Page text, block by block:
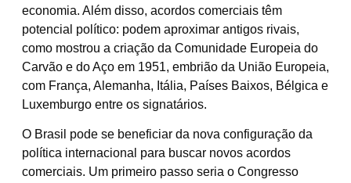
economia. Além disso, acordos comerciais têm
potencial político: podem aproximar antigos rivais,
como mostrou a criação da Comunidade Europeia do
Carvão e do Aço em 1951, embrião da União Europeia,
com França, Alemanha, Itália, Países Baixos, Bélgica e
Luxemburgo entre os signatários.
O Brasil pode se beneficiar da nova configuração da
política internacional para buscar novos acordos
comerciais. Um primeiro passo seria o Congresso